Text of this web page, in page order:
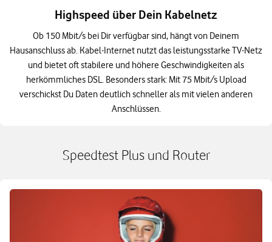
Highspeed über Dein Kabelnetz
Ob 150 Mbit/s bei Dir verfügbar sind, hängt von Deinem
Hausanschluss ab. Kabel-Internet nutzt das leistungsstarke TV-Netz
und bietet oft stabilere und höhere Geschwindigkeiten als
herkömmliches DSL. Besonders stark: Mit 75 Mbit/s Upload
verschickst Du Daten deutlich schneller als mit vielen anderen
Anschlüssen.
Speedtest Plus und Router